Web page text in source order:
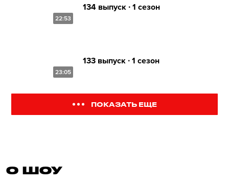
22:53
134 выпуск ∙ 1 сезон
23:05
133 выпуск ∙ 1 сезон
ПОКАЗАТЬ ЕЩЕ
О ШОУ